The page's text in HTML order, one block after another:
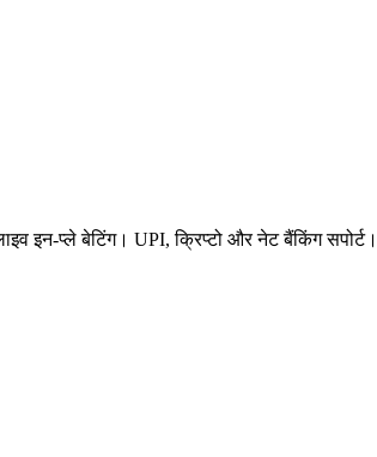
इन-प्ले बेटिंग। UPI, क्रिप्टो और नेट बैंकिंग सपोर्ट।